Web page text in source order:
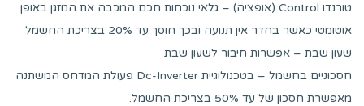
טורנדו Control (אופציה) – גלאי נוכחות חכם המכבה את המזגן באופן
אוטומטי כאשר בחדר אין תנועה ובכך חוסך עד 20% בצריכת החשמל
שעון שבת – אפשרות חיבור לשעון שבת
חסכוניים בחשמל – בטכנולוגיית Dc-Inverter פעולת המדחס המשתנה
מאפשרת חסכון של עד 50% בצריכת החשמל.